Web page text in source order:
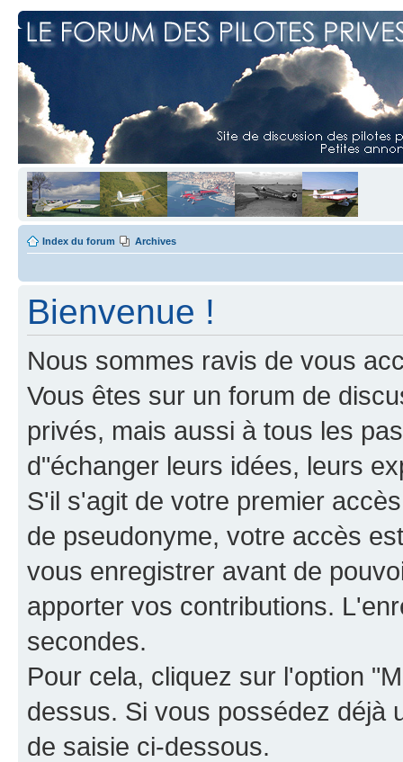
Index du forum Archives
Bienvenue !
Nous sommes ravis de vous
Vous êtes sur un forum de
privés, mais aussi à tous les
d"échanger leurs idées, leurs
S'il s'agit de votre premier
de pseudonyme, votre accès
vous enregistrer avant de
apporter vos contributions.
secondes.
Pour cela, cliquez sur l'option
dessus. Si vous possédez déjà
de saisie ci-dessous.